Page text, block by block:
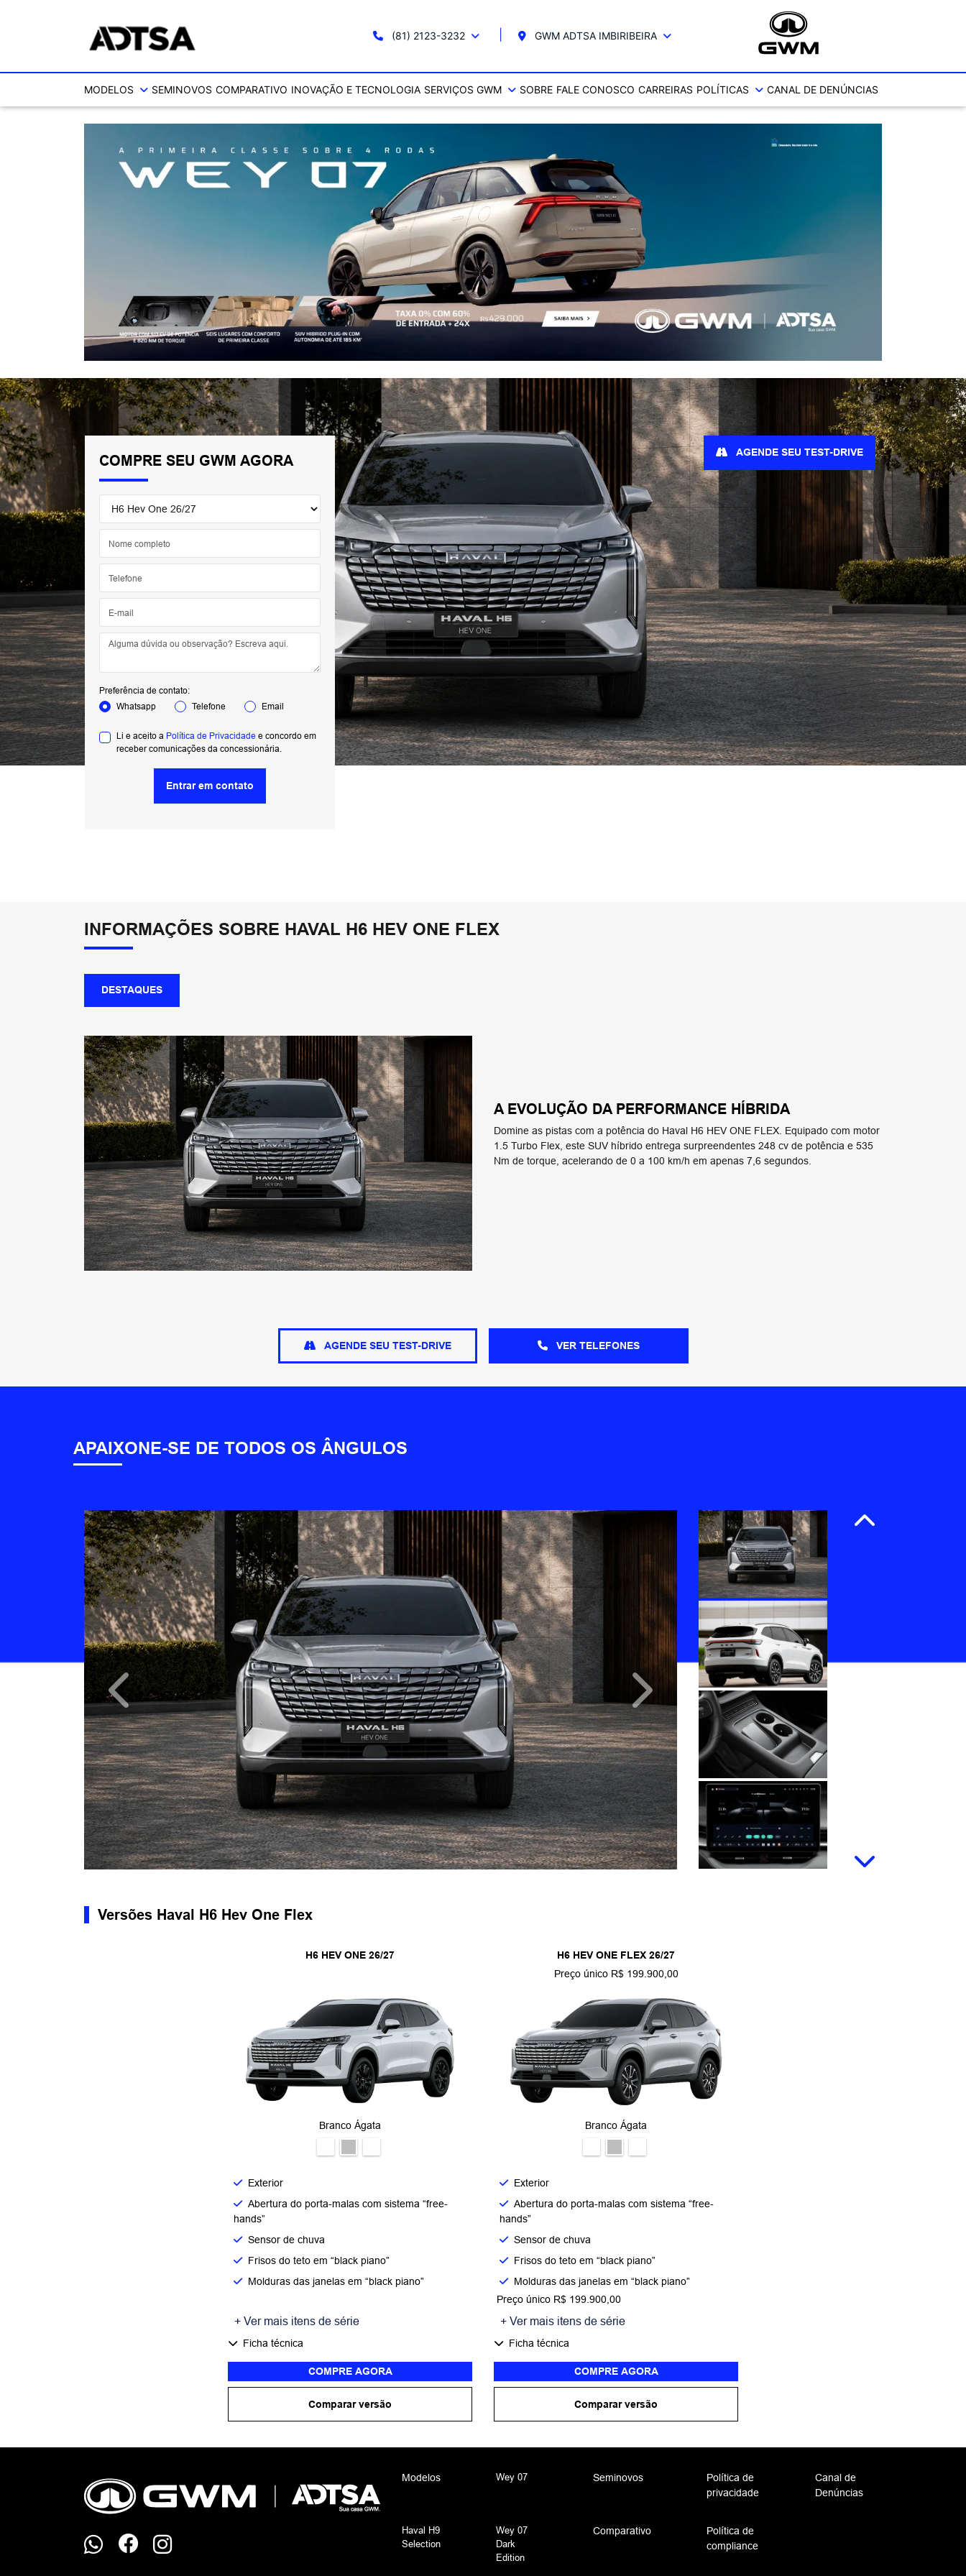
(81) 2123-3232 GWM ADTSA IMBIRIBEIRA
MODELOS SEMINOVOS COMPARATIVO INOVAÇÃO E TECNOLOGIA SERVIÇOS GWM SOBRE FALE CONOSCO CARREIRAS POLÍTICAS CANAL DE DENÚNCIAS
COMPRE SEU GWM AGORA
Preferência de contato:
Whatsapp
Telefone Email
Li e aceito a Política de Privacidade e concordo em
receber comunicações da concessionária.
Entrar em contato
AGENDE SEU TEST-DRIVE
INFORMAÇÕES SOBRE HAVAL H6 HEV ONE FLEX
DESTAQUES
A EVOLUÇÃO DA PERFORMANCE HÍBRIDA
Domine as pistas com a potência do Haval H6 HEV ONE FLEX. Equipado com motor
1.5 Turbo Flex, este SUV híbrido entrega surpreendentes 248 cv de potência e 535
Nm de torque, acelerando de 0 a 100 km/h em apenas 7,6 segundos.
VER TELEFONES
AGENDE SEU TEST-DRIVE
APAIXONE-SE DE TODOS OS ÂNGULOS
Anterior Próximo
Anterior
Versões Haval H6 Hev One Flex
H6 HEV ONE 26/27
Branco Ágata
Exterior
Abertura do porta-malas com sistema “free-
hands”
Sensor de chuva
Frisos do teto em “black piano”
Molduras das janelas em “black piano”
+ Ver mais itens de série
Ficha técnica
COMPRE AGORA
Comparar versão
H6 HEV ONE FLEX 26/27
Preço único R$ 199.900,00
Branco Ágata
Exterior
Abertura do porta-malas com sistema “free-
hands”
Sensor de chuva
Frisos do teto em “black piano”
Molduras das janelas em “black piano”
Preço único R$ 199.900,00
+ Ver mais itens de série
Ficha técnica
COMPRE AGORA
Comparar versão
Modelos
Haval H9
Selection
Wey 07
Wey 07
Dark
Edition
Seminovos
Comparativo
Política de
privacidade
Política de
compliance
Canal de
Denúncias